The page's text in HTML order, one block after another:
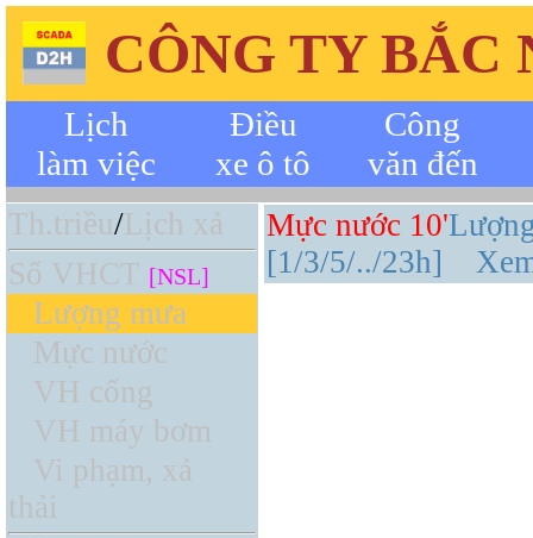
CÔNG TY BẮC
Lịch
làm việc
Điều
xe ô tô
Công
văn đến
Th.triều/Lịch xả
Sổ VHCT [NSL]
Lượng mưa
Mực nước
VH cống
VH máy bơm
Vi phạm, xả
thải
Mực nước 10'
[1/3/5/../23h]